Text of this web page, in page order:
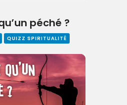
péché ?
QUIZZ SPIRITUALITÉ